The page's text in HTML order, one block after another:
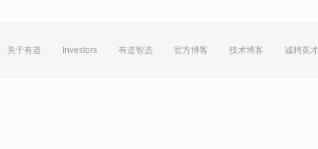
关于有道 Investors 有道智选 官方博客 技术博客 诚聘英才